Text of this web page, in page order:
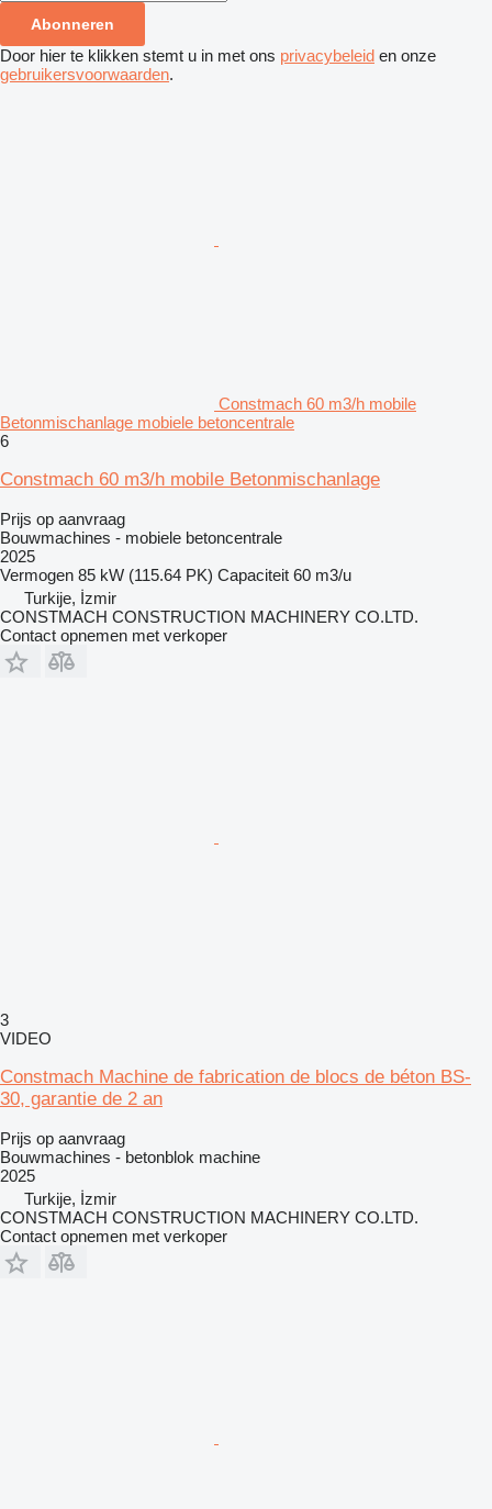
Abonneren
Door hier te klikken stemt u in met ons privacybeleid en onze
gebruikersvoorwaarden.
Constmach 60 m3/h mobile
Betonmischanlage mobiele betoncentrale
6
Constmach 60 m3/h mobile Betonmischanlage
Prijs op aanvraag
Bouwmachines - mobiele betoncentrale
2025
Vermogen 85 kW (115.64 PK) Capaciteit 60 m3/u
Turkije, İzmir
CONSTMACH CONSTRUCTION MACHINERY CO.LTD.
Contact opnemen met verkoper
3
VIDEO
Constmach Machine de fabrication de blocs de béton BS-
30, garantie de 2 an
Prijs op aanvraag
Bouwmachines - betonblok machine
2025
Turkije, İzmir
CONSTMACH CONSTRUCTION MACHINERY CO.LTD.
Contact opnemen met verkoper